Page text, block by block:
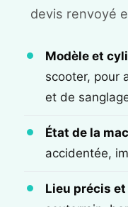
devis renvoyé
Modèle et
scooter, pour
et de
État de la
accidentée,
Lieu précis